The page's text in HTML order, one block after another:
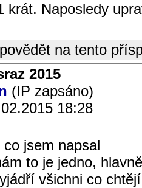
krát. Naposledy
na tento
2015
(IP zapsáno)
18:28
jsem napsal
to je jedno,
všichni co